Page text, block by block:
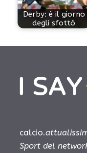
Derby: è il giorno
degli sfottò
calcio.
Sport del